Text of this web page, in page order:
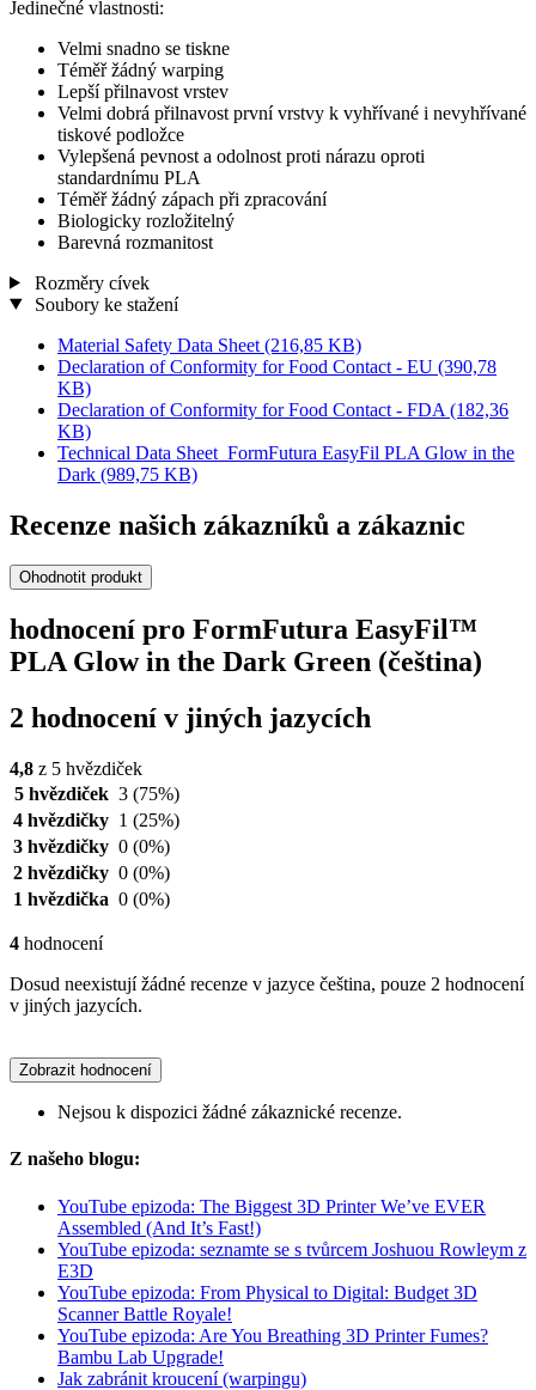
Jedinečné vlastnosti:
Velmi snadno se tiskne
Téměř žádný warping
Lepší přilnavost vrstev
Velmi dobrá přilnavost první vrstvy k vyhřívané i nevyhřívané
tiskové podložce
Vylepšená pevnost a odolnost proti nárazu oproti
standardnímu PLA
Téměř žádný zápach při zpracování
Biologicky rozložitelný
Barevná rozmanitost
Rozměry cívek
Soubory ke stažení
Material Safety Data Sheet (216,85 KB)
Declaration of Conformity for Food Contact - EU (390,78
KB)
Declaration of Conformity for Food Contact - FDA (182,36
KB)
Technical Data Sheet_FormFutura EasyFil PLA Glow in the
Dark (989,75 KB)
Recenze našich zákazníků a zákaznic
Ohodnotit produkt
hodnocení pro FormFutura EasyFil™
PLA Glow in the Dark Green (čeština)
2 hodnocení v jiných jazycích
4,8 z 5 hvězdiček
5 hvězdiček 3 (75%)
4 hvězdičky 1 (25%)
3 hvězdičky 0 (0%)
2 hvězdičky 0 (0%)
1 hvězdička 0 (0%)
4 hodnocení
Dosud neexistují žádné recenze v jazyce čeština, pouze 2 hodnocení
v jiných jazycích.
Zobrazit hodnocení
Nejsou k dispozici žádné zákaznické recenze.
Z našeho blogu:
YouTube epizoda: The Biggest 3D Printer We’ve EVER
Assembled (And It’s Fast!)
YouTube epizoda: seznamte se s tvůrcem Joshuou Rowleym z
E3D
YouTube epizoda: From Physical to Digital: Budget 3D
Scanner Battle Royale!
YouTube epizoda: Are You Breathing 3D Printer Fumes?
Bambu Lab Upgrade!
Jak zabránit kroucení (warpingu)